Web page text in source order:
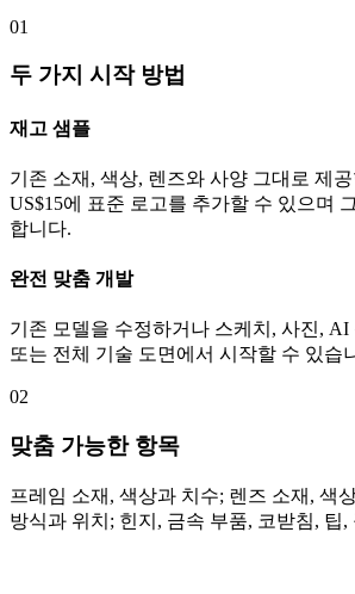
01
두 가지 시작 방법
재고 샘플
기존 소재, 색상, 렌즈와 사양 그대로 제
US$15에 표준 로고를 추가할 수 있으며
합니다.
완전 맞춤 개발
기존 모델을 수정하거나 스케치, 사진, AI
또는 전체 기술 도면에서 시작할 수 있습
02
맞춤 가능한 항목
프레임 소재, 색상과 치수; 렌즈 소재, 색
방식과 위치; 힌지, 금속 부품, 코받침, 팁,